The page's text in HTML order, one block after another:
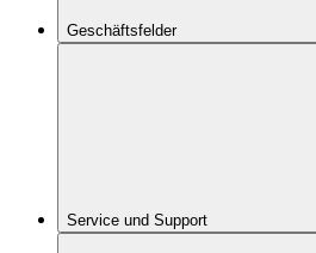
Geschäftsfelder
Service und Support